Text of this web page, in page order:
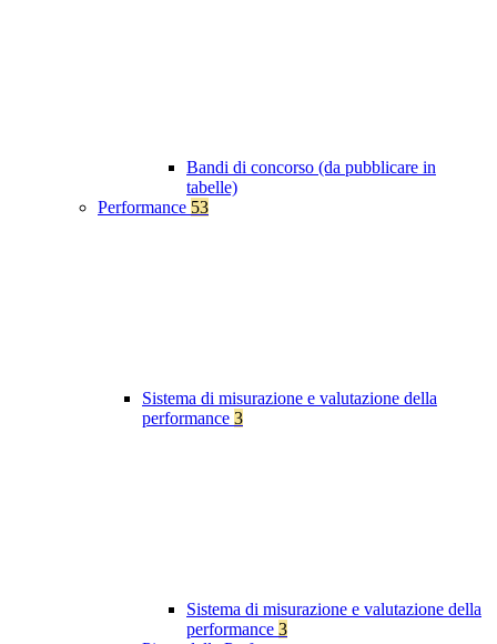
Bandi di concorso (da pubblicare in
tabelle)
Performance 53
Sistema di misurazione e valutazione della
performance 3
Sistema di misurazione e valutazione della
performance 3